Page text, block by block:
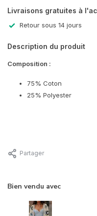
Livraisons gratuites à
Retour sous 14 jours
Description du produit
Composition :
75% Coton
25% Polyester
Partager
Bien vendu avec